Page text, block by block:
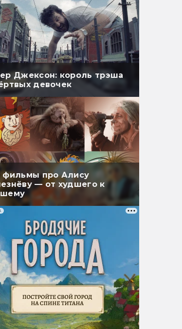
Джексон: король трэша
девочек
фильмы про Алису
— от худшего к